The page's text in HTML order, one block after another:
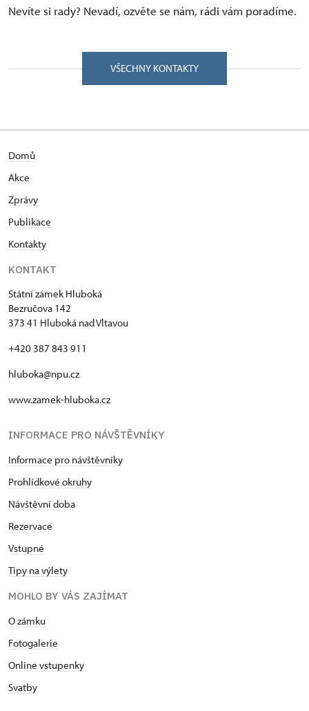
Nevíte si rady? Nevadí, ozvěte se nám, rádi vám poradíme.
VŠECHNY KONTAKTY
Domů
Akce
Zprávy
Publikace
Kontakty
KONTAKT
Státní zámek Hluboká
Bezručova 142
373 41 Hluboká nad Vltavou
+420 387 843 911
hluboka@npu.cz
www.zamek-hluboka.cz
INFORMACE PRO NÁVŠTĚVNÍKY
Informace pro návštěvníky
Prohlídkové okruhy
Návštěvní doba
Rezervace
Vstupné
Tipy na výlety
MOHLO BY VÁS ZAJÍMAT
O zámku
Fotogalerie
Online vstupenky
Svatby